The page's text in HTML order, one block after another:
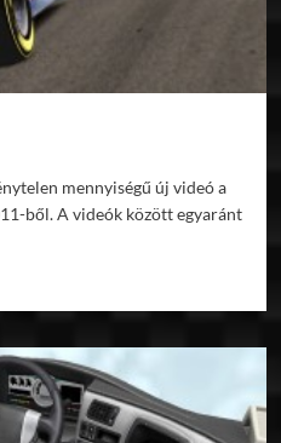
mennyiségű új videó a
ből. A videók között egyaránt